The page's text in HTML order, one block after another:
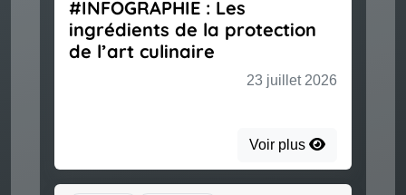
#INFOGRAPHIE : Les
ingrédients de la protection
de l’art culinaire
23 juillet 2026
Voir plus